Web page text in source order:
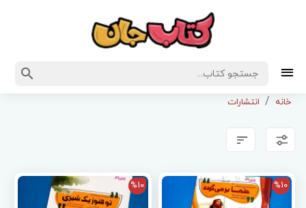
خانه انتشارات
%10
%10